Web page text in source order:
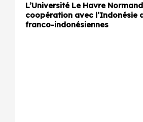
L’Université Le Havre
coopération avec l’Indonésie
franco-indonésiennes